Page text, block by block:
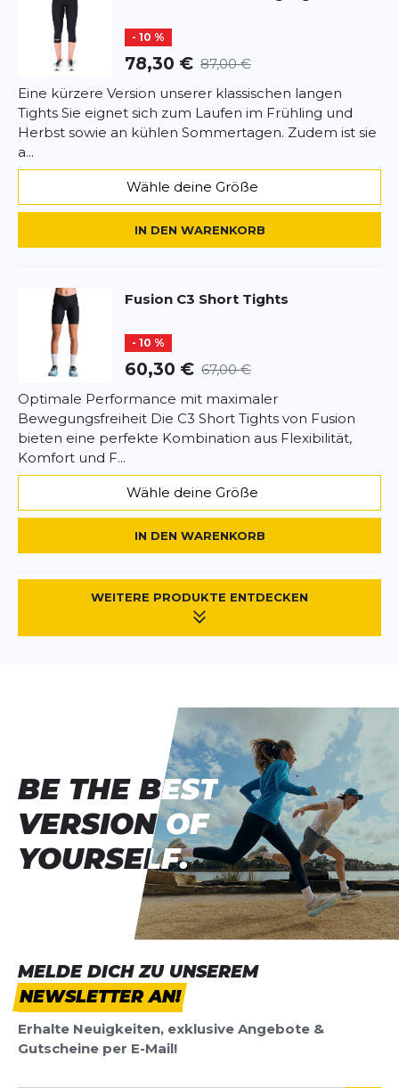
- 10 %
78,30 € 87,00 €
Eine kürzere Version unserer klassischen langen
Tights Sie eignet sich zum Laufen im Frühling und
Herbst sowie an kühlen Sommertagen. Zudem ist sie
a...
Wähle deine Größe
IN DEN WARENKORB
Fusion C3 Short Tights
- 10 %
60,30 € 67,00 €
Optimale Performance mit maximaler
Bewegungsfreiheit Die C3 Short Tights von Fusion
bieten eine perfekte Kombination aus Flexibilität,
Komfort und F...
Wähle deine Größe
IN DEN WARENKORB
WEITERE PRODUKTE ENTDECKEN
MELDE DICH ZU UNSEREM
NEWSLETTER AN!
Erhalte Neuigkeiten, exklusive Angebote &
Gutscheine per E-Mail!
BE THE BEST
VERSION OF
YOURSELF.
BE THE BEST
VERSION OF
YOURSELF.